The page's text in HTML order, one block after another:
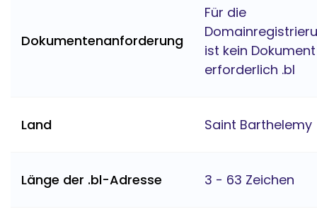
Dokumentenanforderung
Für die
ist kein Dokument
erforderlich .bl
Land Saint Barthelemy
Länge der .bl-Adresse 3 - 63 Zeichen